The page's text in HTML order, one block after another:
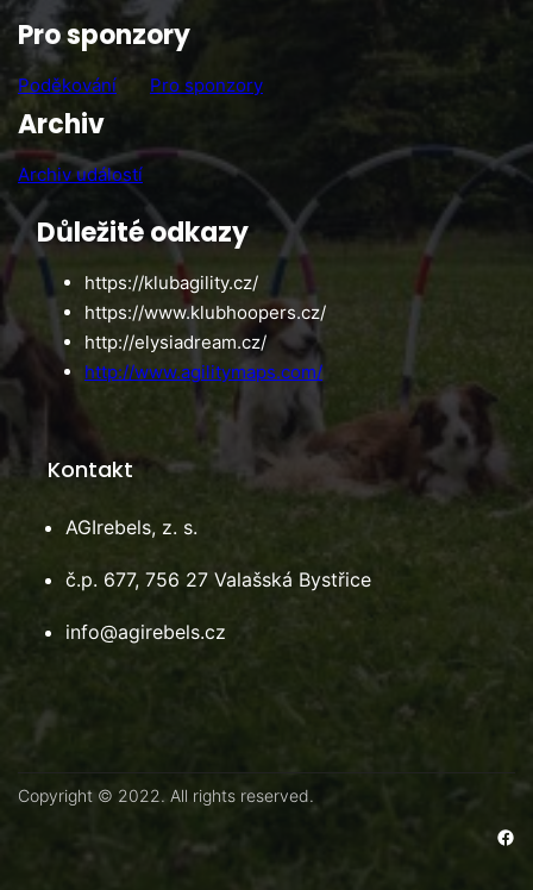
Pro sponzory
Poděkování Pro sponzory
Archiv
Archiv událostí
Důležité odkazy
https://klubagility.cz/
https://www.klubhoopers.cz/
http://elysiadream.cz/
http://www.agilitymaps.com/
Kontakt
AGIrebels, z. s.
č.p. 677, 756 27 Valašská Bystřice
info@agirebels.cz
Copyright © 2022. All rights reserved.
Facebook